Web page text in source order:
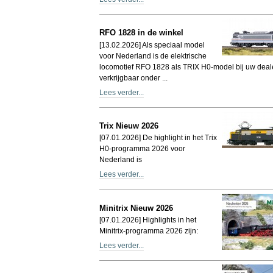
RFO 1828 in de winkel
[13.02.2026] Als speciaal model
voor Nederland is de elektrische
locomotief RFO 1828 als TRIX H0-model bij uw
verkrijgbaar onder ...
Lees verder...
Trix Nieuw 2026
[07.01.2026] De highlight in het Trix
H0-programma 2026 voor
Nederland is
Lees verder...
Minitrix Nieuw 2026
[07.01.2026] Highlights in het
Minitrix-programma 2026 zijn:
Lees verder...